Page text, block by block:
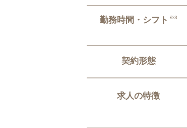
勤務時間・シフト ※3
契約形態
求人の特徴